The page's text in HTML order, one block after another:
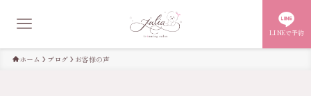
LINEで予約
ホーム ブログ お客様の声